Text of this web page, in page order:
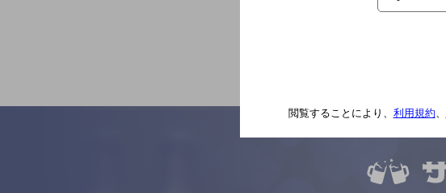
閲覧することにより、 利用規約